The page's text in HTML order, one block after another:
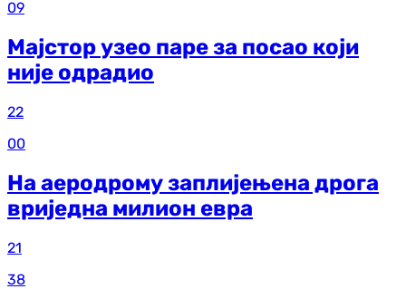
09
Мајстор узео паре за посао који
није одрадио
22
00
На аеродрому заплијењена дрога
вриједна милион евра
21
38